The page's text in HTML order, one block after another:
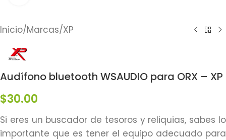
Inicio/Marcas/XP
Audífono bluetooth WSAUDIO para ORX – XP
$30.00
Si eres un buscador de tesoros y reliquias, sabes lo
importante que es tener el equipo adecuado para